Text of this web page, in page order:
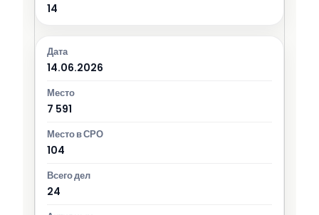
14
14.06.2026
7 591
104
24